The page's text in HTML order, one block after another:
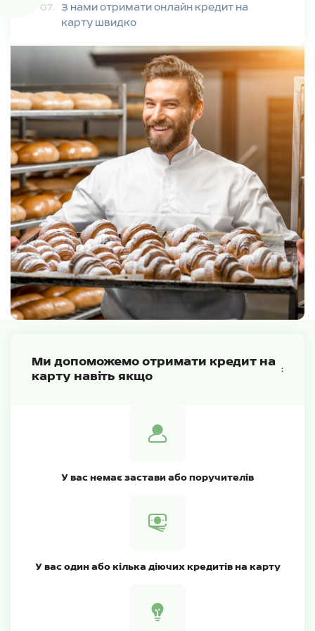
З нами отримати онлайн кредит на
карту швидко
Ми допоможемо отримати кредит на
карту навіть якщо
:
У вас немає застави або поручителів
У вас один або кілька діючих кредитів на карту